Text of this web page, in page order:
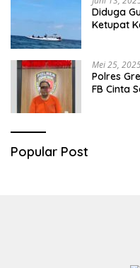
Diduga
Ketupat
Mei 25,
Polres
FB Cinta
Popular Post